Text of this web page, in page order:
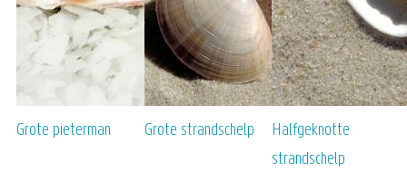
Grote pieterman Grote strandschelp
Halfgeknotte
strandschelp